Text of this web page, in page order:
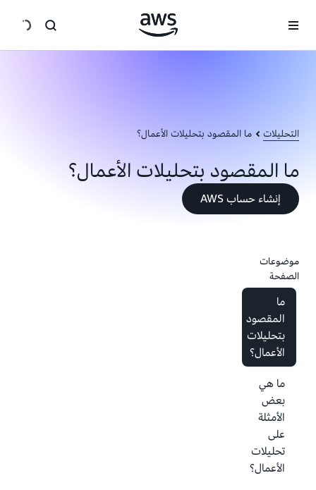
التحليلات ما المقصود بتحليلات الأعمال؟
ما المقصود بتحليلات الأعمال؟
إنشاء حساب AWS
موضوعات
الصفحة
ما
المقصود
بتحليلات
الأعمال؟
ما هي
بعض
الأمثلة
على
تحليلات
الأعمال؟